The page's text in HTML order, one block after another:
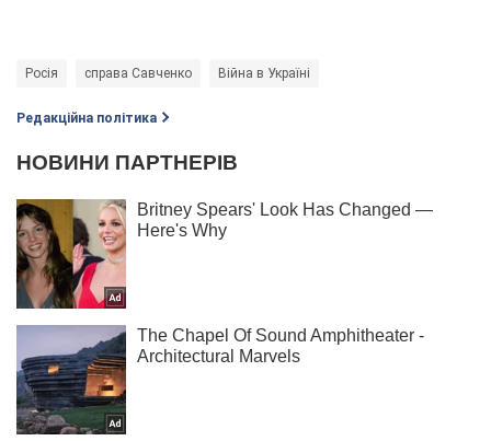
Росія справа Савченко Війна в Україні
Редакційна політика